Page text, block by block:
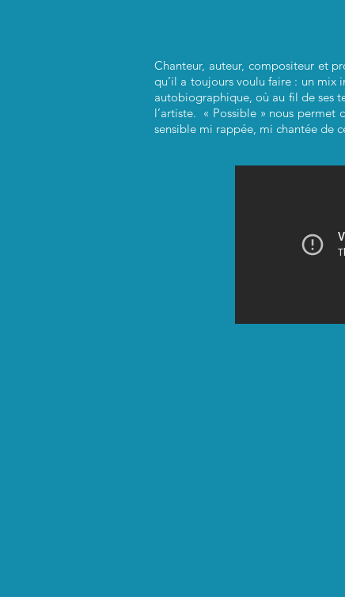
Chanteur, auteur, compositeur et
qu’il a toujours voulu faire : un mix
autobiographique, où au fil de ses
l’artiste. « Possible » nous permet
sensible mi rappée, mi chantée de